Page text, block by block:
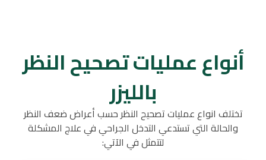
أنواع عمليات تصحيح النظر
بالليزر
تختلف انواع عمليات تصحيح النظر حسب أعراض ضعف النظر
والحالة التي تستدعي التدخل الجراحي في علاج المشكلة
لتتمثل في الآتي: